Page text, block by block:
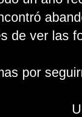
de ver las
por